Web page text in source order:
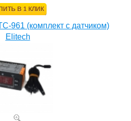
В 1 КЛИК
961 (комплект c датчиком)
Elitech